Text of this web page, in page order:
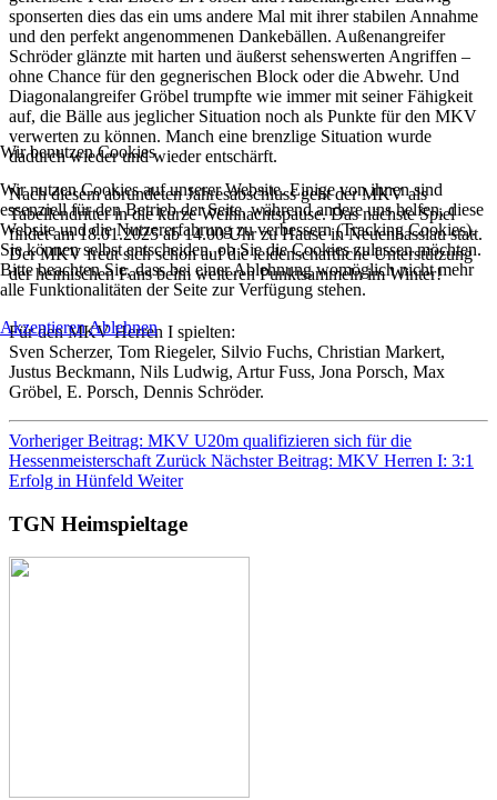
sponserten dies das ein ums andere Mal mit ihrer stabilen Annahme
und den perfekt angenommenen Dankebällen. Außenangreifer
Schröder glänzte mit harten und äußerst sehenswerten Angriffen –
ohne Chance für den gegnerischen Block oder die Abwehr. Und
Diagonalangreifer Gröbel trumpfte wie immer mit seiner Fähigkeit
auf, die Bälle aus jeglicher Situation noch als Punkte für den MKV
verwerten zu können. Manch eine brenzlige Situation wurde
dadurch wieder und wieder entschärft.
Nach diesem abrundeten Jahresabschluss geht der MKV als
Tabellendritter in die kurze Weihnachtspause. Das nächste Spiel
findet am 18.01.2025 ab 14.00 Uhr zu Hause in Neuenhasslau statt.
Der MKV freut sich schon auf die leidenschaftliche Unterstützung
der heimischen Fans beim weiteren Punktsammeln im Winter!
Für den MKV Herren I spielten:
Sven Scherzer, Tom Riegeler, Silvio Fuchs, Christian Markert,
Justus Beckmann, Nils Ludwig, Artur Fuss, Jona Porsch, Max
Gröbel, E. Porsch, Dennis Schröder.
Vorheriger Beitrag: MKV U20m qualifizieren sich für die
Hessenmeisterschaft Zurück Nächster Beitrag: MKV Herren I: 3:1
Erfolg in Hünfeld Weiter
TGN Heimspieltage
Wir benutzen Cookies
Wir nutzen Cookies auf unserer Website. Einige von ihnen sind
essenziell für den Betrieb der Seite, während andere uns helfen, diese
Website und die Nutzererfahrung zu verbessern (Tracking Cookies).
Sie können selbst entscheiden, ob Sie die Cookies zulassen möchten.
Bitte beachten Sie, dass bei einer Ablehnung womöglich nicht mehr
alle Funktionalitäten der Seite zur Verfügung stehen.
AkzeptierenAblehnen